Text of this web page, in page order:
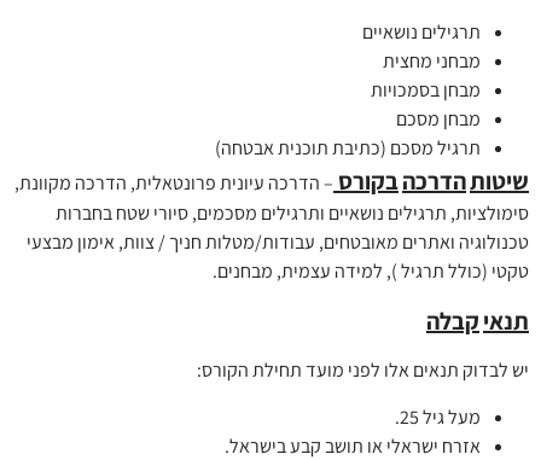
תרגילים נושאיים
מבחני מחצית
מבחן בסמכויות
מבחן מסכם
תרגיל מסכם (כתיבת תוכנית אבטחה)
שיטותהדרכהבקורס – הדרכה עיונית פרונטאלית, הדרכה מקוונת,
סימולציות, תרגילים נושאיים ותרגילים מסכמים, סיורי שטח בחברות
טכנולוגיה ואתרים מאובטחים, עבודות/מטלות חניך / צוות, אימון מבצעי
טקטי (כולל תרגיל ), למידה עצמית, מבחנים.
תנאיקבלה
יש לבדוק תנאים אלו לפני מועד תחילת הקורס:
מעל גיל 25.
אזרח ישראלי או תושב קבע בישראל.